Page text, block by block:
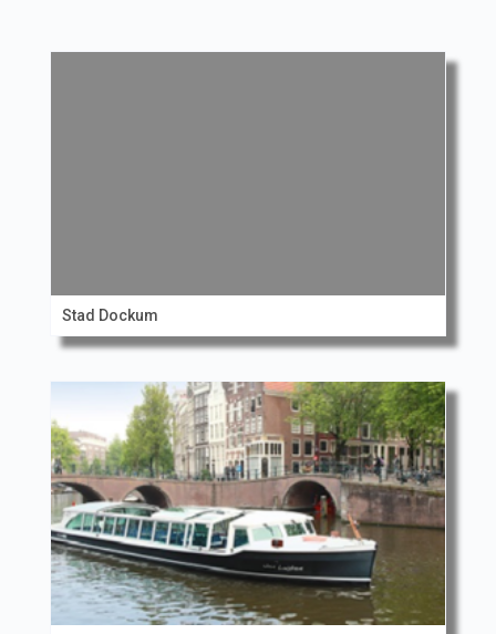
Stad Dockum